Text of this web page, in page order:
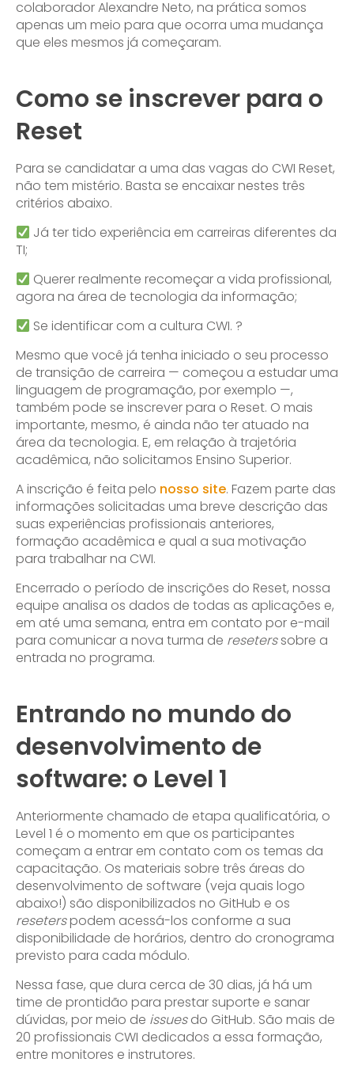
colaborador Alexandre Neto, na prática somos
apenas um meio para que ocorra uma mudança
que eles mesmos já começaram.
Como se inscrever para o
Reset
Para se candidatar a uma das vagas do CWI Reset,
não tem mistério. Basta se encaixar nestes três
critérios abaixo.
Já ter tido experiência em carreiras diferentes da
TI;
Querer realmente recomeçar a vida profissional,
agora na área de tecnologia da informação;
Se identificar com a cultura CWI. ?
Mesmo que você já tenha iniciado o seu processo
de transição de carreira — começou a estudar uma
linguagem de programação, por exemplo —,
também pode se inscrever para o Reset. O mais
importante, mesmo, é ainda não ter atuado na
área da tecnologia. E, em relação à trajetória
acadêmica, não solicitamos Ensino Superior.
A inscrição é feita pelo nosso site. Fazem parte das
informações solicitadas uma breve descrição das
suas experiências profissionais anteriores,
formação acadêmica e qual a sua motivação
para trabalhar na CWI.
Encerrado o período de inscrições do Reset, nossa
equipe analisa os dados de todas as aplicações e,
em até uma semana, entra em contato por e-mail
para comunicar a nova turma de reseterssobre a
entrada no programa.
Entrando no mundo do
desenvolvimento de
software: o Level 1
Anteriormente chamado de etapa qualificatória, o
Level 1 é o momento em que os participantes
começam a entrar em contato com os temas da
capacitação. Os materiais sobre três áreas do
desenvolvimento de software (veja quais logo
abaixo!) são disponibilizados no GitHub e os
reseterspodem acessá-los conforme a sua
disponibilidade de horários, dentro do cronograma
previsto para cada módulo.
Nessa fase, que dura cerca de 30 dias, já há um
time de prontidão para prestar suporte e sanar
dúvidas, por meio de issuesdo GitHub. São mais de
20 profissionais CWI dedicados a essa formação,
entre monitores e instrutores.